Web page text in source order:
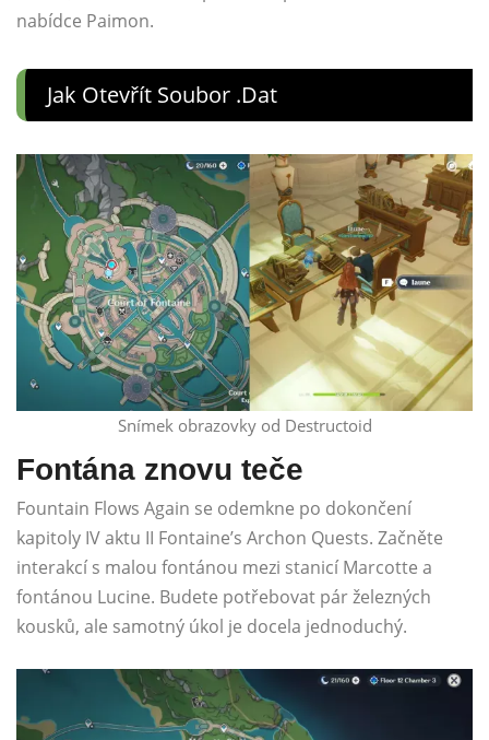
nabídce Paimon.
Jak Otevřít Soubor .dat
Snímek obrazovky od Destructoid
Fontána znovu teče
Fountain Flows Again se odemkne po dokončení
kapitoly IV aktu II Fontaine’s Archon Quests. Začněte
interakcí s malou fontánou mezi stanicí Marcotte a
fontánou Lucine. Budete potřebovat pár železných
kousků, ale samotný úkol je docela jednoduchý.